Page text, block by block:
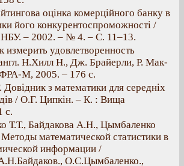
оцінка комерційного банку в
його конкурентоспроможності /
– 2002. – № 4. – С. 11–13.
удовлетворенность
Н.Хилл Н., Дж. Брайерли, Р. Мак-
М, 2005. – 176 с.
з математики для середніх
/ О.Г. Ципкін. – К. : Вища
с.
Т.Т., Байдакова А.Н., Цымбаленко
математической статистики в
информации /
О.С.Цымбаленко.,